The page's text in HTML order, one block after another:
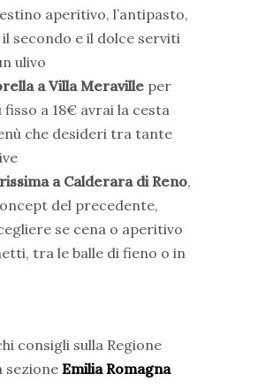
aperitivo, l’antipasto,
secondo e il dolce serviti
ulivo
a Villa Meraville per
fisso a 18€ avrai la cesta
che desideri tra tante
a Calderara di Reno,
del precedente,
se cena o aperitivo
tra le balle di fieno o in
consigli sulla Regione
sezione Emilia Romagna